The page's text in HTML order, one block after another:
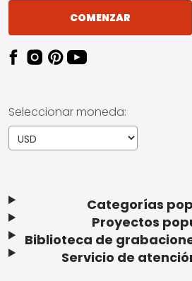
Categorías
Proyectos
Biblioteca de
Servicio de
COMENZAR
Seleccionar moneda: